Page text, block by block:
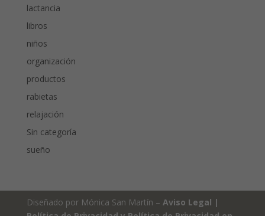
lactancia
libros
niños
organización
productos
rabietas
relajación
Sin categoría
sueño
Diseñado por Mónica San Martín – Aviso Legal |